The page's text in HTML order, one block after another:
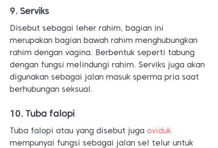
9. Serviks
Disebut sebagai leher rahim, bagian ini
merupakan bagian bawah rahim menghubungkan
rahim dengan vagina. Berbentuk seperti tabung
dengan fungsi melindungi rahim. Serviks juga akan
digunakan sebagai jalan masuk sperma pria saat
berhubungan seksual.
10. Tuba falopi
Tuba falopi atau yang disebut juga oviduk
mempunyai fungsi sebagai jalan sel telur untuk